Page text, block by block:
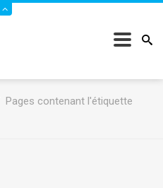
Pages contenant l'étiquette